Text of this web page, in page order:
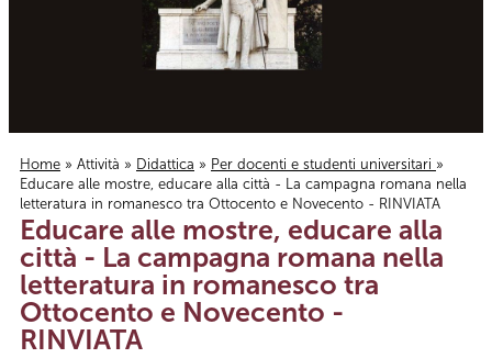
Tu sei qui
Home » Attività » Didattica » Per docenti e studenti universitari »
Educare alle mostre, educare alla città - La campagna romana nella
letteratura in romanesco tra Ottocento e Novecento - RINVIATA
Educare alle mostre, educare alla
città - La campagna romana nella
letteratura in romanesco tra
Ottocento e Novecento -
RINVIATA